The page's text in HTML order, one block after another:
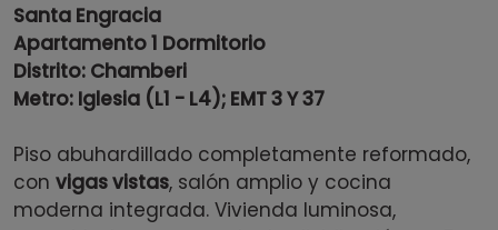
Santa Engracia
Apartamento 1 Dormitorio
Distrito: Chamberi
Metro: Iglesia (L1 - L4); EMT 3 Y 37
Piso abuhardillado completamente reformado,
con vigas vistas, salón amplio y cocina
moderna integrada. Vivienda luminosa,